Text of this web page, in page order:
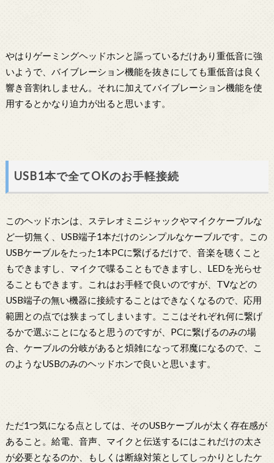
やはりゲーミングヘッドホンと謳っているだけあり重低音に強
いようで、バイブレーション機能を抜きにしても重低音は良く
響き音割れしません。それに加えてバイブレーション機能を使
用するとかなり迫力が出ると思います。
USB1本で全てOKのお手軽接続
このヘッドホンは、ステレオミニジャックやマイクケーブルな
ど一切無く、USB端子1本だけのシンプルなケーブルです。この
USBケーブルをたった1本PCに繋げるだけで、音楽を聴くこと
もできますし、マイクで喋ることもできますし、LEDを光らせ
ることもできます。これはお手軽で良いのですが、TVなどの
USB端子の無い機器に接続することはできなくなるので、応用
範囲との点では狭まってしまいます。ここはそれぞれ何に繋げ
るかで選ぶことになると思うのですが、PCに繋げるのみの場
合、ケーブルの分岐があると煩雑になって邪魔になるので、こ
のようなUSBのみのヘッドホンで良いと思います。
ただ1つ気になる点としては、そのUSBケーブルが太く存在感が
あること。給電、音声、マイクと伝送するにはこれだけの太さ
が必要となるのか、もしくは断線対策としてしっかりとしたケ